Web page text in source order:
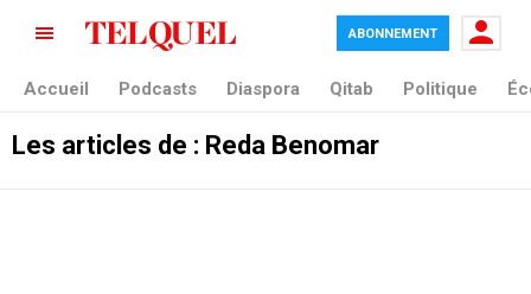
ABONNEMENT
Accueil Podcasts Diaspora Qitab Politique
Les articles de : Reda Benomar